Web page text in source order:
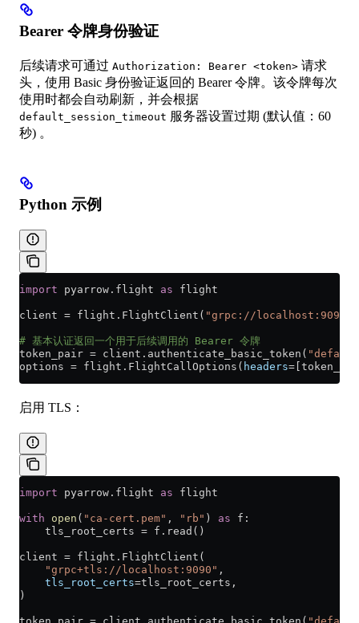
Bearer 令牌身份验证
后续请求可通过 Authorization: Bearer <token> 请求
头，使用 Basic 身份验证返回的 Bearer 令牌。该令牌每次
使用时都会自动刷新，并会根据
default_session_timeout 服务器设置过期 (默认值：60
秒) 。
Python 示例
import pyarrow.flight as flight
client = flight.FlightClient( "grpc://localhost:9090"
# 基本认证返回一个用于后续调用的 Bearer 令牌
token_pair = client.authenticate_basic_token(
options = flight.FlightCallOptions( headers=
启用 TLS：
import pyarrow.flight as flight
with open ( "ca-cert.pem" , "rb" ) as f:
    tls_root_certs
= f.read()
client = flight.FlightClient(
    "grpc+tls://localhost:9090"
,
    tls_root_certs
=tls_root_certs,
)